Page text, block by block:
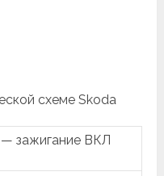
схеме Skoda
— зажигание ВКЛ